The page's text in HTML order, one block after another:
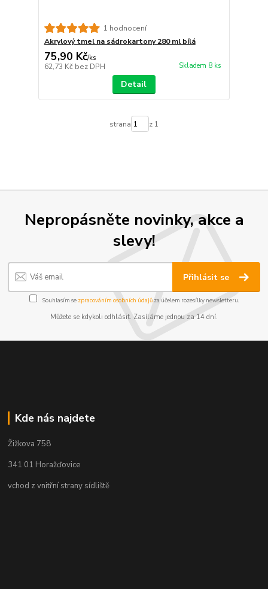
1 hodnocení
Akrylový tmel na sádrokartony 280 ml bílá
75,90 Kč/ks
62,73 Kč bez DPH Skladem 8 ks
Detail
strana z 1
Nepropásněte novinky, akce a
slevy!
Přihlásit se
Souhlasím se zpracováním osobních údajůza účelem rozesílky newsletteru.
Můžete se kdykoli odhlásit. Zasíláme jednou za 14 dní.
Kde nás najdete
Žižkova 758
341 01 Horažďovice
vchod z vnitřní strany sídliště